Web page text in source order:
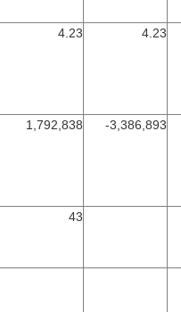
4.23 4.23
1,792,838 -3,386,893
43